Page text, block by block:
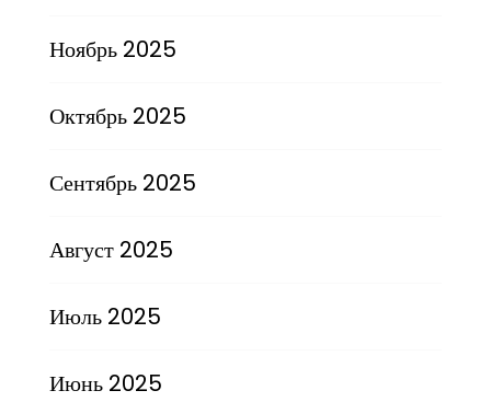
Ноябрь 2025
Октябрь 2025
Сентябрь 2025
Август 2025
Июль 2025
Июнь 2025